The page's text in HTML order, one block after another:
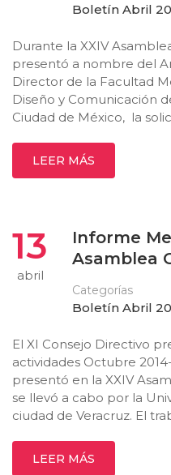
Boletín Abril
Durante la XXIV
presentó a nombre del
Director de la Facultad
Diseño y Comunicación
Ciudad de México, la
LEER MÁS
13
abril
Informe
Asamblea
Categorías
Boletín Abril
El XI Consejo Directivo
actividades Octubre
presentó en la XXIV
se llevó a cabo por la
ciudad de Veracruz. El
LEER MÁS